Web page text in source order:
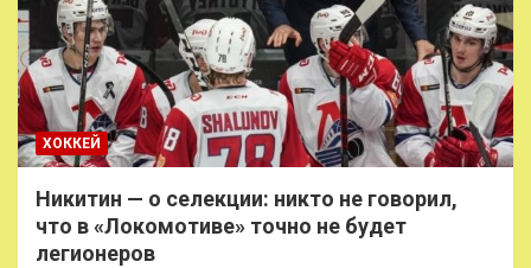
ХОККЕЙ
Никитин — о селекции: никто не говорил,
что в «Локомотиве» точно не будет
легионеров